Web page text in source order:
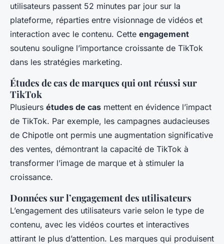
utilisateurs passent 52 minutes par jour sur la
plateforme, réparties entre visionnage de vidéos et
interaction avec le contenu. Cette engagement
soutenu souligne l’importance croissante de TikTok
dans les stratégies marketing.
Études de cas de marques qui ont réussi sur
TikTok
Plusieurs études de cas mettent en évidence l’impact
de TikTok. Par exemple, les campagnes audacieuses
de Chipotle ont permis une augmentation significative
des ventes, démontrant la capacité de TikTok à
transformer l’image de marque et à stimuler la
croissance.
Données sur l’engagement des utilisateurs
L’engagement des utilisateurs varie selon le type de
contenu, avec les vidéos courtes et interactives
attirant le plus d’attention. Les marques qui produisent